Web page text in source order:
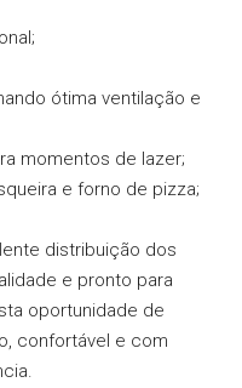
ótima ventilação e
momentos de lazer;
e forno de pizza;
distribuição dos
e pronto para
oportunidade de
confortável e com